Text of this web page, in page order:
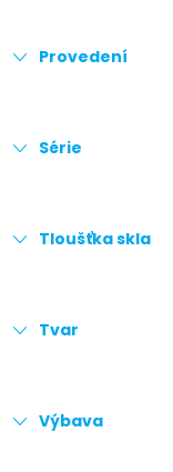
Provedení
Série
Tloušťka skla
Tvar
Výbava